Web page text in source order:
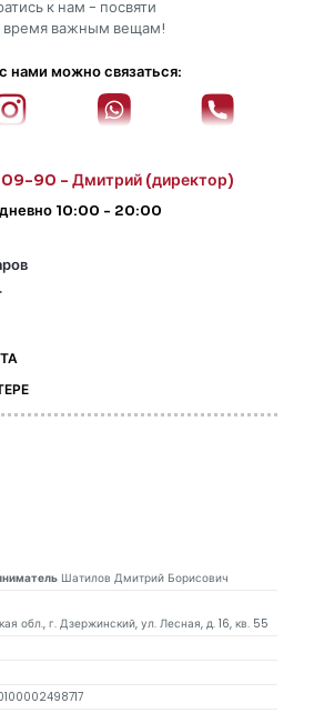
к нам - посвяти
время важным вещам!
нами можно связаться:
09-90 - Дмитрий (директор)
10:00 - 20:00
Шатилов Дмитрий Борисович
обл., г. Дзержинский, ул. Лесная, д. 16, кв. 55